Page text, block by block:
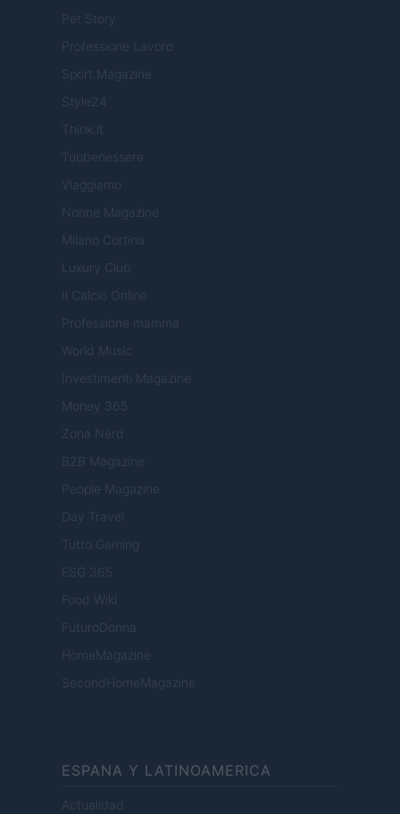
Pet Story
Professione Lavoro
Sport Magazine
Style24
Think.it
Tuobenessere
Viaggiamo
Nonne Magazine
Milano Cortina
Luxury Club
Il Calcio Online
Professione mamma
World Music
Investimenti Magazine
Money 365
Zona Nerd
B2B Magazine
People Magazine
Day Travel
Tutto Gaming
ESG 365
Food Wiki
FuturoDonna
HomeMagazine
SecondHomeMagazine
ESPANA Y LATINOAMERICA
Actualidad